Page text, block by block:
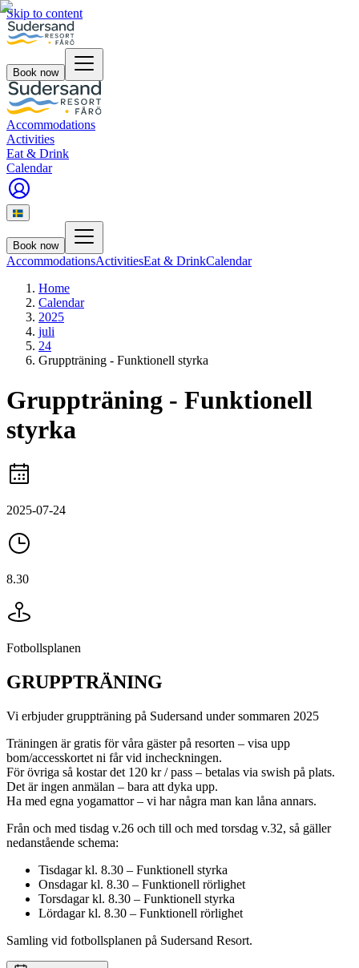
Skip to content
Book now
Accommodations
Activities
Eat & Drink
Calendar
Book now
AccommodationsActivitiesEat & DrinkCalendar
Home
Calendar
2025
juli
24
Gruppträning - Funktionell styrka
Gruppträning - Funktionell
styrka
2025-07-24
8.30
Fotbollsplanen
GRUPPTRÄNING
Vi erbjuder gruppträning på Sudersand under sommaren 2025
Träningen är gratis för våra gäster på resorten – visa upp
bom/accesskortet ni får vid incheckningen.
För övriga så kostar det 120 kr / pass – betalas via swish på plats.
Det är ingen anmälan – bara att dyka upp.
Ha med egna yogamattor – vi har några man kan låna annars.
Från och med tisdag v.26 och till och med torsdag v.32, så gäller
nedanstående schema:
Tisdagar kl. 8.30 – Funktionell styrka
Onsdagar kl. 8.30 – Funktionell rörlighet
Torsdagar kl. 8.30 – Funktionell styrka
Lördagar kl. 8.30 – Funktionell rörlighet
Samling vid fotbollsplanen på Sudersand Resort.